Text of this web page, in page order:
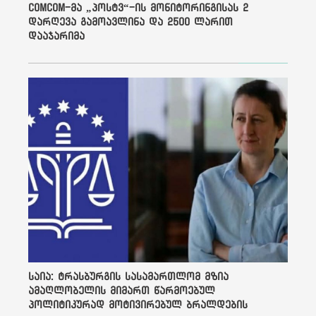
დღეს ჩვენ რუსეთის
„ომამდე“ მდგომარეობაში
საერთაშორისო გრანტების
მიღება აგვიკრძალეს, რაც
მედიის მიუკერძოებლობისა
და დამოუკიდებლობის
გარანტი იყო, კითხვებზე
პასუხს არ გვცემენ და ჩვენ
სრულ მარგინალიზებას
ცდილობენ, ტროტუარზე
დგომისთვის
გვაპატიმრებენ, სოციალურ
ქსელში განწირული
„ყვირილის“ გამო დაჭერით
გვემუქრებიან. მიიღეს
რუსული კანონი, ე.წ. FARA,
შეიტანეს ცვლილებები
„მაუწყებლობის შესახებ“
კანონში, „გრანტების
შესახებ“ კანონში, „სიტყვისა
და გამოხატვის
თავისუფლების შესახებ“
ComCom-მა „პოსტვ“-ის მონიტორინგისას 2
დარღევა გამოავლინა და 2500 ლარით
დააჯარიმა
საია: ტრასბურგის სასამართლომ მზია
ამაღლობელის მიმართ წარმოებულ
პოლიტიკურად მოტივირებულ ბრალდების